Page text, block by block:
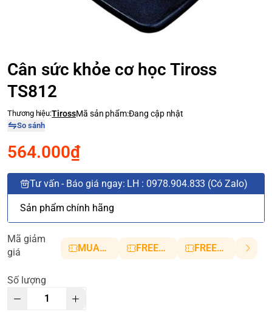
Cân sức khỏe cơ học Tiross
TS812
Thương hiệu:TirossMã sản phẩm:Đang cập nhật
So sánh
564.000₫
Tư vấn - Báo giá ngay: LH : 0978.904.833 (Có Zalo)
Sản phẩm chính hãng
Mã giảm
giá
MUANHANH01 FREESHIP5 FREESHIP10
Số lượng